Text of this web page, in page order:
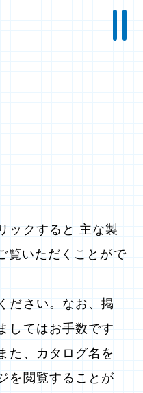
ックすると 主な製
覧いただくことがで
ださい。なお、掲
してはお手数です
た、カタログ名を
を閲覧することが